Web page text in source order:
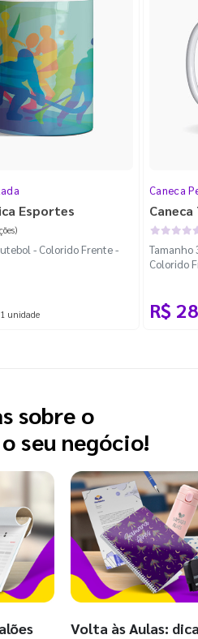
Esportes
- Colorido Frente -
unidade
Caneca
Tamanho
Colorido
R$
sobre o
seu negócio!
Volta às Aulas: